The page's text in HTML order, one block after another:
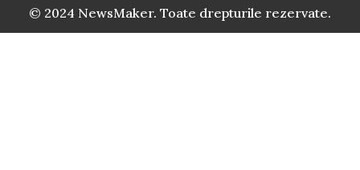
© 2024 NewsMaker. Toate drepturile rezervate.